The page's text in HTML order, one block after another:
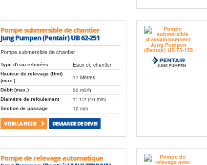
Pompe submersible de chantier
Jung Pumpen (Pentair) UB 62-251
Pompe submersible de chantier
Type d'eau relevées Eaux de chantier
Hauteur de relevage (Hmt)
(max.)
17 Mètres
Débit (max.) 50 m3/h
Diamètre de refoulement 1" 1/2 (40 mm)
Section de passage 10 mm
VOIR LA FICHE DEMANDE DE DEVIS
Pompe de relevage automatique